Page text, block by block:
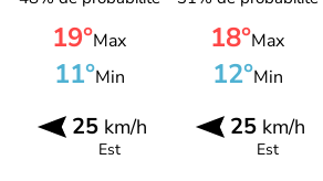
19°Max
11°Min
25km/h
Est
18°Max
12°Min
25km/h
Est